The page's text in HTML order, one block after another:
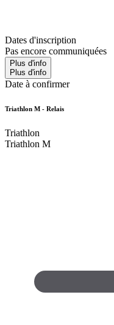
Dates d'inscription
Pas encore communiquées
Plus d'info
Plus d'info
Date à confirmer
Triathlon M - Relais
Triathlon
Triathlon M